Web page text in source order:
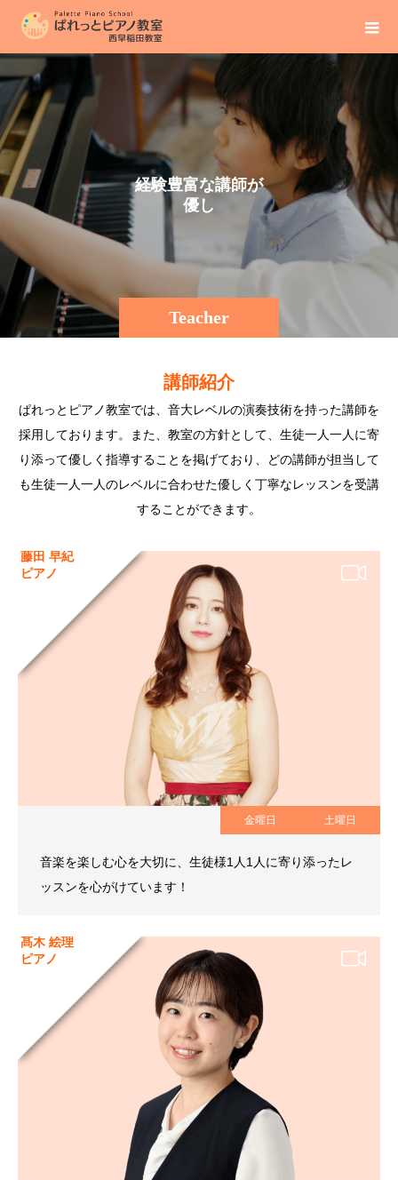
Teacher
経験豊富な講師が
し く丁 寧 レ
講師紹介
ぱれっとピアノ教室では、音大レベルの演奏技術を持った講師を
採用しております。また、教室の方針として、生徒一人一人に寄
り添って優しく指導することを掲げており、どの講師が担当して
も生徒一人一人のレベルに合わせた優しく丁寧なレッスンを受講
することができます。
藤田 早紀
ピアノ
土曜日
金曜日
音楽を楽しむ心を大切に、生徒様1人1人に寄り添ったレ
ッスンを心がけています！
髙木 絵理
ピアノ